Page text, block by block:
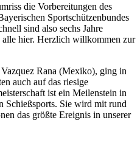
die Vorbereitungen des
Sportschützenbundes
sind also sechs Jahre
hier. Herzlich willkommen zur
Rana (Mexiko), ging in
auch auf das riesige
ist ein Meilenstein in
Schießsports. Sie wird mit rund
das größte Ereignis in unserer